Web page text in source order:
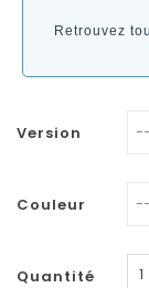
Retrouvez
Version
Couleur
Quantité